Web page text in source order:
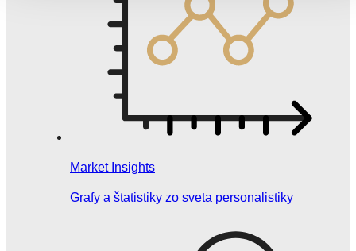
Market Insights
Grafy a štatistiky zo sveta personalistiky